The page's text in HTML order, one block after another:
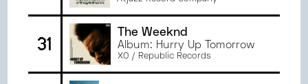
31
The Weeknd
Album: Hurry Up Tomorrow
XO / Republic Records